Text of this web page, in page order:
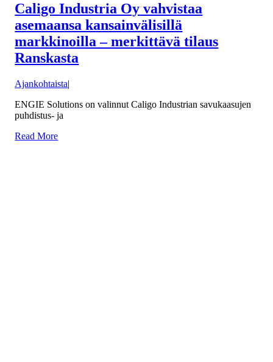
Caligo Industria Oy vahvistaa
asemaansa kansainvälisillä
markkinoilla – merkittävä tilaus
Ranskasta
Ajankohtaista|
ENGIE Solutions on valinnut Caligo Industrian savukaasujen
puhdistus- ja
Read More